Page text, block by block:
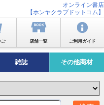
オンライン書店
【ホンヤクラブドットコム】
ご 店舗一覧 ご利用ガイド
雑誌 その他商材